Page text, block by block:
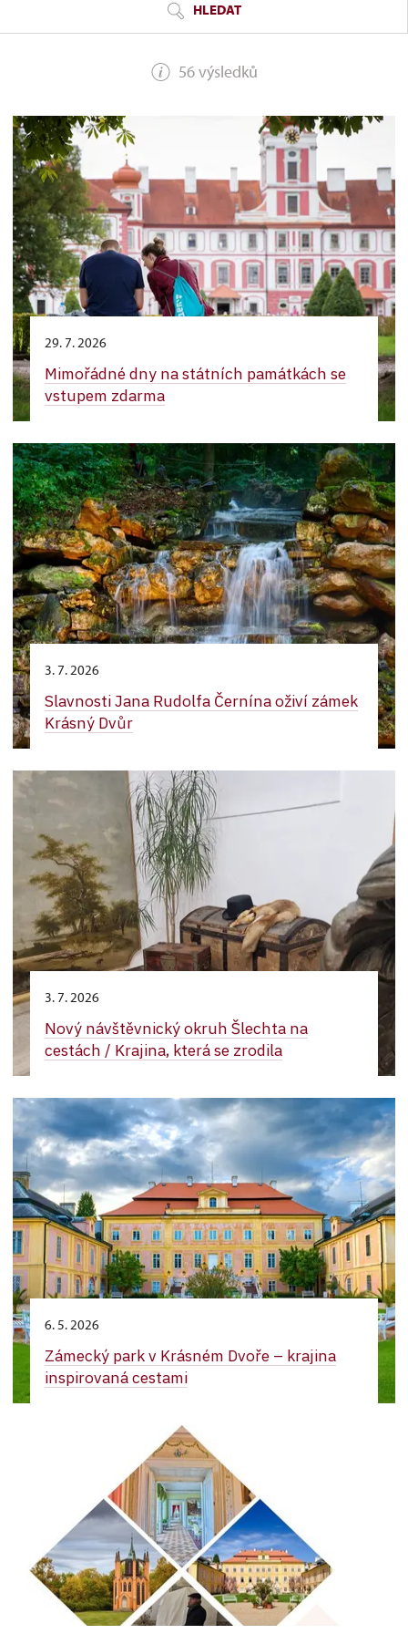
HLEDAT
56 výsledků
29. 7. 2026
Mimořádné dny na státních památkách se
vstupem zdarma
3. 7. 2026
Slavnosti Jana Rudolfa Černína oživí zámek
Krásný Dvůr
3. 7. 2026
Nový návštěvnický okruh Šlechta na
cestách / Krajina, která se zrodila
6. 5. 2026
Zámecký park v Krásném Dvoře – krajina
inspirovaná cestami